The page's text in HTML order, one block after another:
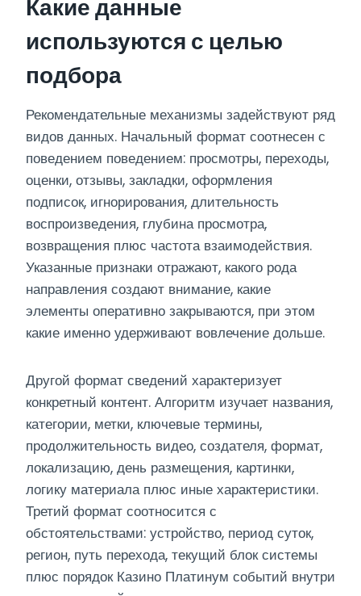
Какие данные
используются с целью
подбора
Рекомендательные механизмы задействуют ряд
видов данных. Начальный формат соотнесен с
поведением поведением: просмотры, переходы,
оценки, отзывы, закладки, оформления
подписок, игнорирования, длительность
воспроизведения, глубина просмотра,
возвращения плюс частота взаимодействия.
Указанные признаки отражают, какого рода
направления создают внимание, какие
элементы оперативно закрываются, при этом
какие именно удерживают вовлечение дольше.
Другой формат сведений характеризует
конкретный контент. Алгоритм изучает названия,
категории, метки, ключевые термины,
продолжительность видео, создателя, формат,
локализацию, день размещения, картинки,
логику материала плюс иные характеристики.
Третий формат соотносится с
обстоятельствами: устройство, период суток,
регион, путь перехода, текущий блок системы
плюс порядок Казино Платинум событий внутри